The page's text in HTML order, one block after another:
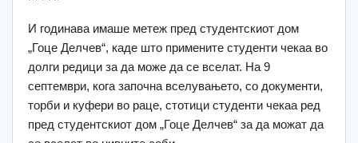
И годинава имаше метеж пред студентскиот дом
„Гоце Делчев“, каде што примените студенти чекаа во
долги редици за да може да се вселат. На 9
септември, кога започна вселувањето, со документи,
торби и куфери во раце, стотици студенти чекаа ред
пред студентскиот дом „Гоце Делчев“ за да можат да